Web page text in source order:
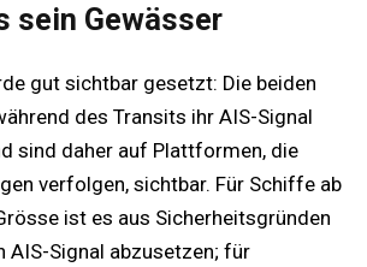
sein Gewässer
gut sichtbar gesetzt: Die beiden
des Transits ihr AIS-Signal
sind daher auf Plattformen, die
verfolgen, sichtbar. Für Schiffe ab
ist es aus Sicherheitsgründen
AIS-Signal abzusetzen; für